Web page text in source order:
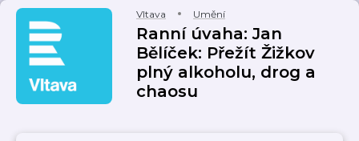
Vltava Umění
Ranní úvaha: Jan
Bělíček: Přežít Žižkov
plný alkoholu, drog a
chaosu